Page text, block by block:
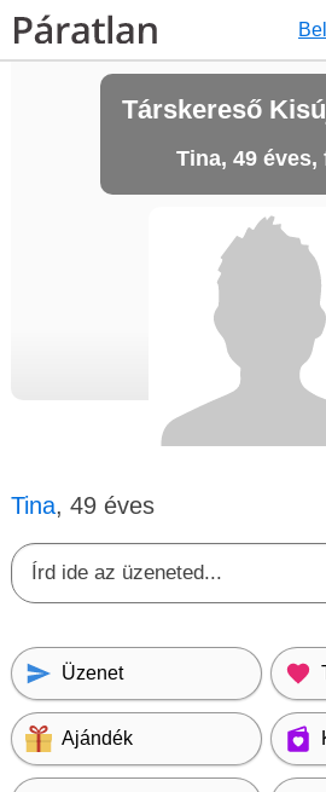
Társkereső
Tina, 49 éves,
Tina, 49 éves
Üzenet
Ajándék